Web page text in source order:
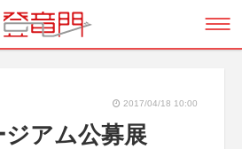
2017/04/18 10:00
アム公募展